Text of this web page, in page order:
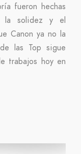
fueron hechas
la solidez y el
Canon ya no la
las Top sigue
trabajos hoy en